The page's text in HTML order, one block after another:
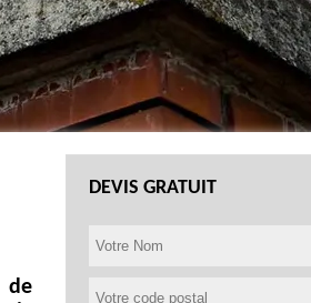
DEVIS GRATUIT